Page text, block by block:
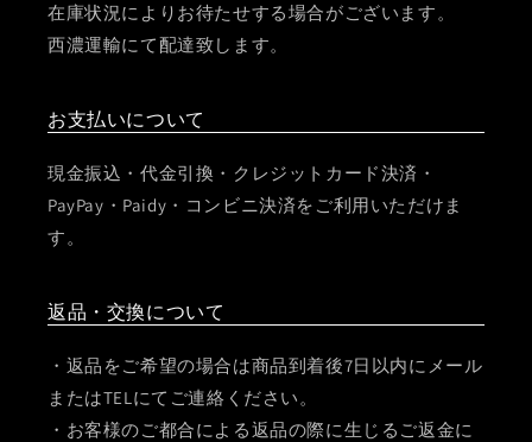
在庫状況によりお待たせする場合がございます。
西濃運輸にて配達致します。
お支払いについて
現金振込・代金引換・クレジットカード決済・
PayPay・Paidy・コンビニ決済をご利用いただけま
す。
返品・交換について
・返品をご希望の場合は商品到着後7日以内にメール
またはTELにてご連絡ください。
・お客様のご都合による返品の際に生じるご返金に